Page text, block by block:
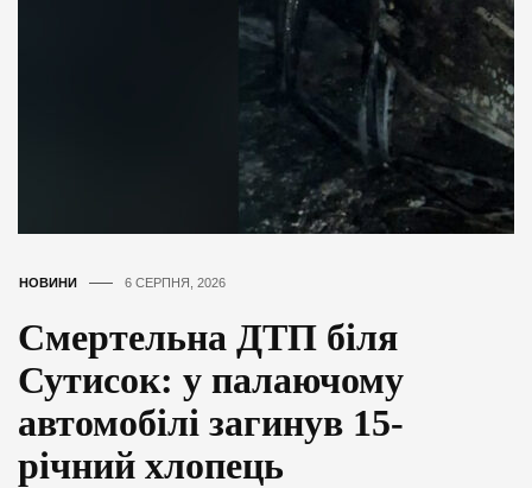
НОВИНИ 6 СЕРПНЯ, 2026
Смертельна ДТП біля
Сутисок: у палаючому
автомобілі загинув 15-
річний хлопець